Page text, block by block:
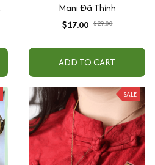
Mani Đã Thỉnh
$17.00 $29.00
ADD TO CART
SALE